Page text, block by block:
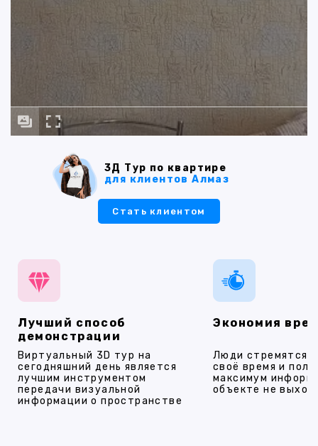
3Д Тур по квартире
для клиентов Алмаз
Стать клиентом
Лучший способ
демонстрации
Виртуальный 3D тур на
сегодняшний день является
лучшим инструментом
передачи визуальной
информации о пространстве
Экономия
Люди стремятся
своё время и
максимум
объекте не